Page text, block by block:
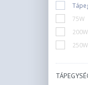
G.Skill
Jonsbo
LC
75W
200W
250W